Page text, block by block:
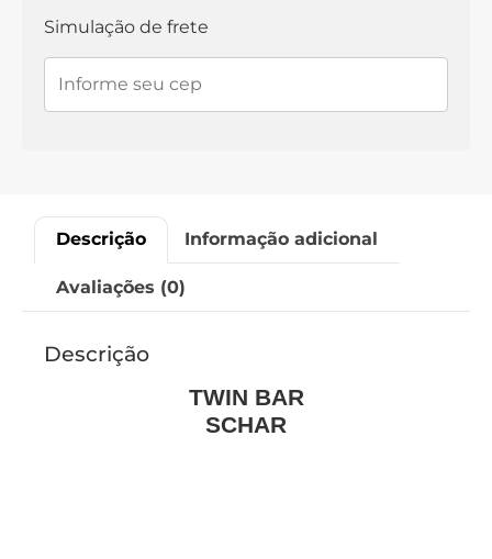
Simulação de frete
Descrição Informação adicional
Avaliações (0)
Descrição
TWIN BAR
SCHAR